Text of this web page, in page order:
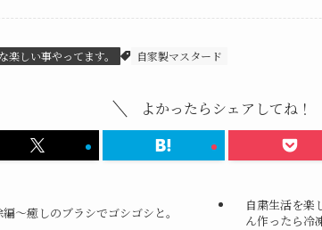
楽しい事やってます。 自家製マスタード
よかったらシェアしてね！
～癒しのブラシでゴシゴシと。
自粛生活を楽
ん作ったら冷